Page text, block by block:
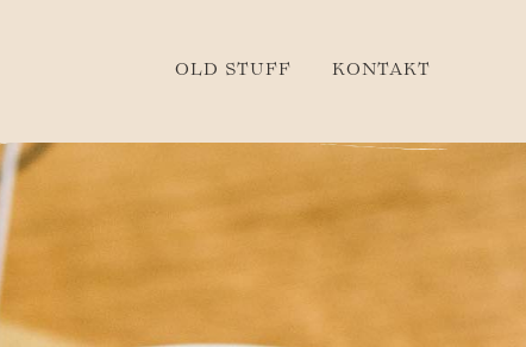
OLD STUFF KONTAKT